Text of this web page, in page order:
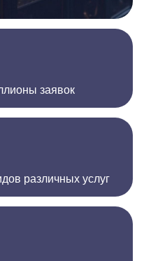
заявок
различных услуг